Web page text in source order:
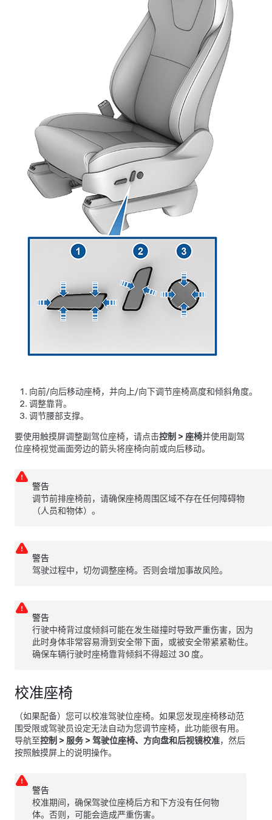
向前/向后移动座椅，并向上/向下调节座椅高度和倾斜角度。
调整靠背。
调节腰部支撑。
要使用触摸屏调整副驾位座椅，请点击控制 > 座椅并使用副驾
位座椅视觉画面旁边的箭头将座椅向前或向后移动。
警告
调节前排座椅前，请确保座椅周围区域不存在任何障碍物
（人员和物体）。
警告
驾驶过程中，切勿调整座椅。否则会增加事故风险。
警告
行驶中椅背过度倾斜可能在发生碰撞时导致严重伤害，因为
此时身体非常容易滑到安全带下面，或被安全带紧紧勒住。
确保车辆行驶时座椅靠背倾斜不得超过 30 度。
校准座椅
（如果配备）您可以校准驾驶位座椅。如果您发现座椅移动范
围受限或驾驶员设定无法自动为您调节座椅，此功能很有用。
导航至控制 > 服务 > 驾驶位座椅、方向盘和后视镜校准，然后
按照触摸屏上的说明操作。
警告
校准期间，确保驾驶位座椅后方和下方没有任何物
体。否则，可能会造成严重伤害。